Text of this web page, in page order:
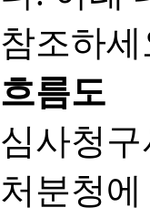
흐름도
심사청
처분청